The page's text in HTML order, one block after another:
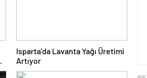
Isparta’da Lavanta Yağı Üretimi
Artıyor